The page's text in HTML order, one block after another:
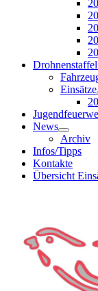
Drohnenstaffel
Einsätze
News
Archiv
Infos/Tipps
Kontakte
Übersicht